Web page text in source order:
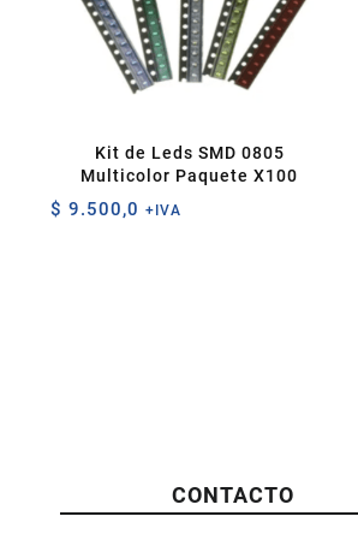
Kit de Leds SMD 0805
Multicolor Paquete X100
$ 9.500,0 +IVA
CONTACTO